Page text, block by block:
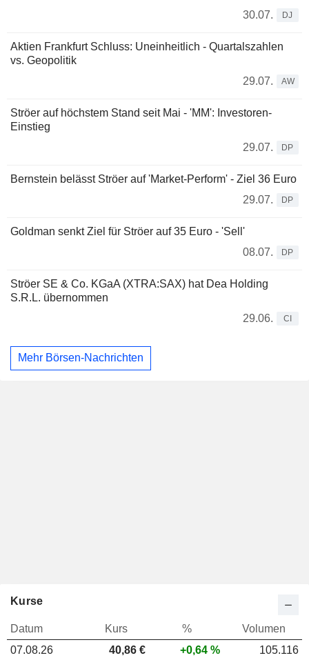
30.07.
DJ
Aktien Frankfurt Schluss: Uneinheitlich - Quartalszahlen
vs. Geopolitik
29.07.
AW
Ströer auf höchstem Stand seit Mai - 'MM': Investoren-
Einstieg
29.07.
DP
Bernstein belässt Ströer auf 'Market-Perform' - Ziel 36 Euro
29.07.
DP
Goldman senkt Ziel für Ströer auf 35 Euro - 'Sell'
08.07.
DP
Ströer SE & Co. KGaA (XTRA:SAX) hat Dea Holding
S.R.L. übernommen
29.06.
CI
Mehr Börsen-Nachrichten
Kurse
Datum Kurs %
Volumen
07.08.26
40,86 € +0,64 % 105.116